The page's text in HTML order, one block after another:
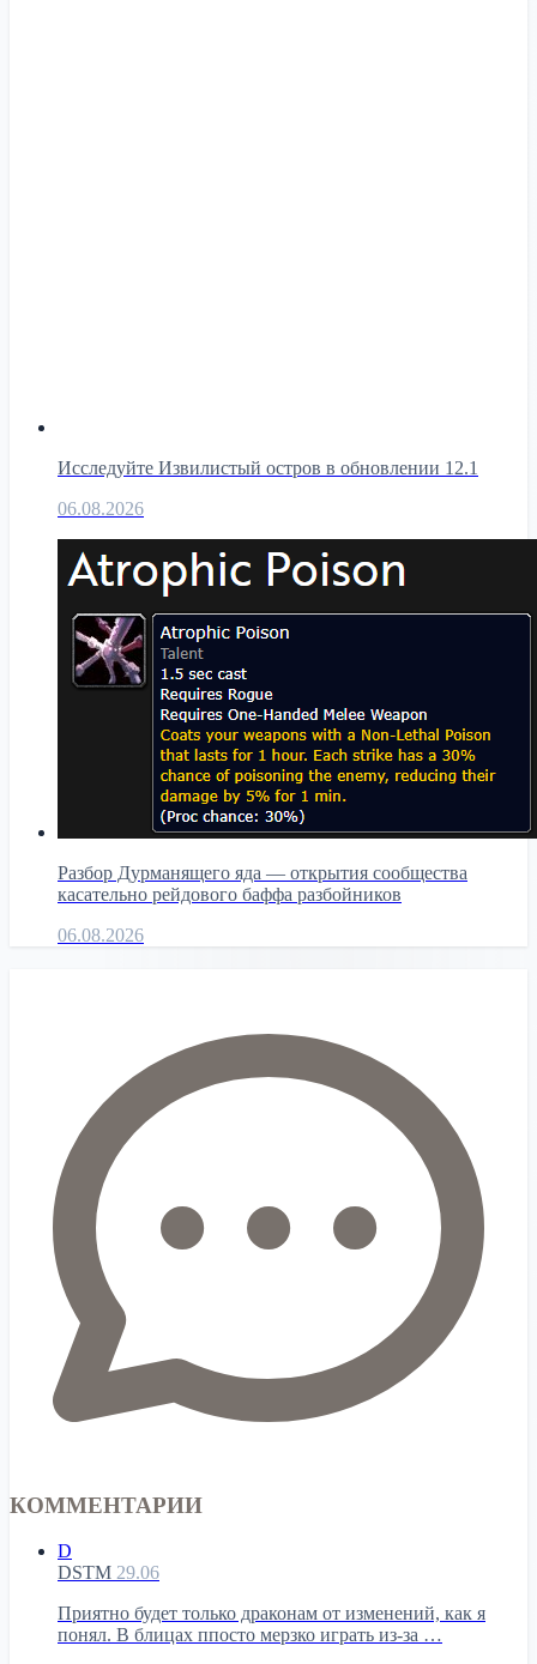
Исследуйте Извилистый остров в обновлении 12.1
06.08.2026
Разбор Дурманящего яда — открытия сообщества
касательно рейдового баффа разбойников
06.08.2026
КОММЕНТАРИИ
D
DSTM 29.06
Приятно будет только драконам от изменений, как я
понял. В блицах ппосто мерзко играть из-за …